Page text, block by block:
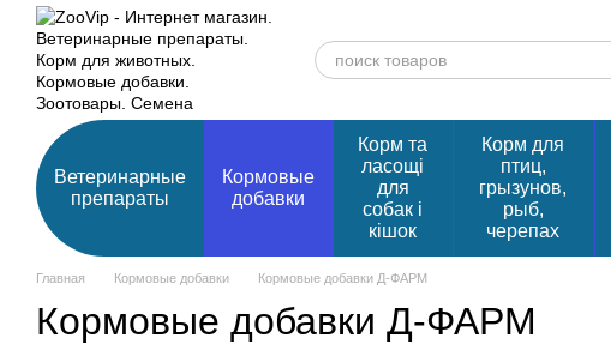
Перейти к основному контенту
Ветеринарные
препараты
Кормовые
добавки
Корм та
ласощі
для
собак і
кішок
Корм для
птиц,
грызунов,
рыб,
черепах
Главная Кормовые добавки Кормовые добавки Д-ФАРМ
Кормовые добавки Д-ФАРМ